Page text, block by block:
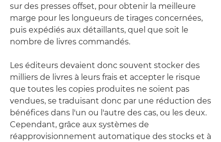
sur des presses offset, pour obtenir la meilleure
marge pour les longueurs de tirages concernées,
puis expédiés aux détaillants, quel que soit le
nombre de livres commandés.
Les éditeurs devaient donc souvent stocker des
milliers de livres à leurs frais et accepter le risque
que toutes les copies produites ne soient pas
vendues, se traduisant donc par une réduction des
bénéfices dans l'un ou l'autre des cas, ou les deux.
Cependant, grâce aux systèmes de
réapprovisionnement automatique des stocks et à